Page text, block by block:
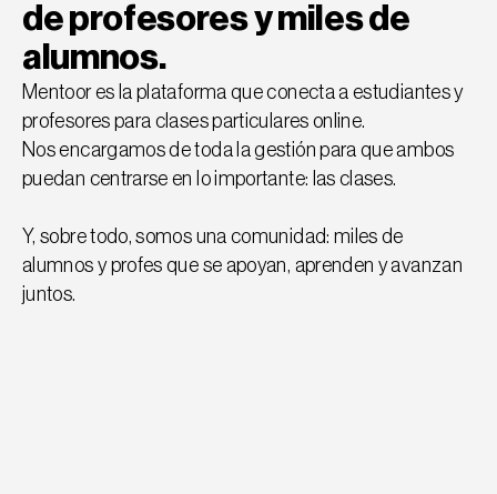
de profesores y miles de
alumnos.
Mentoor es la plataforma que conecta a estudiantes y
profesores para clases particulares online.
Nos encargamos de toda la gestión para que ambos
puedan centrarse en lo importante: las clases.
Y, sobre todo, somos una comunidad: miles de
alumnos y profes que se apoyan, aprenden y avanzan
juntos.